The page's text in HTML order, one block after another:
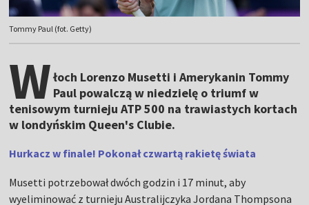
Tommy Paul (fot. Getty)
Włoch Lorenzo Musetti i Amerykanin Tommy
Paul powalczą w niedzielę o triumf w
tenisowym turnieju ATP 500 na trawiastych kortach
w londyńskim Queen's Clubie.
Hurkacz w finale! Pokonał czwartą rakietę świata
Musetti potrzebował dwóch godzin i 17 minut, aby
wyeliminować z turnieju Australijczyka Jordana Thompsona